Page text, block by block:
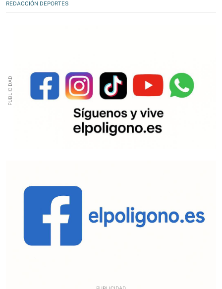
REDACCIÓN DEPORTES